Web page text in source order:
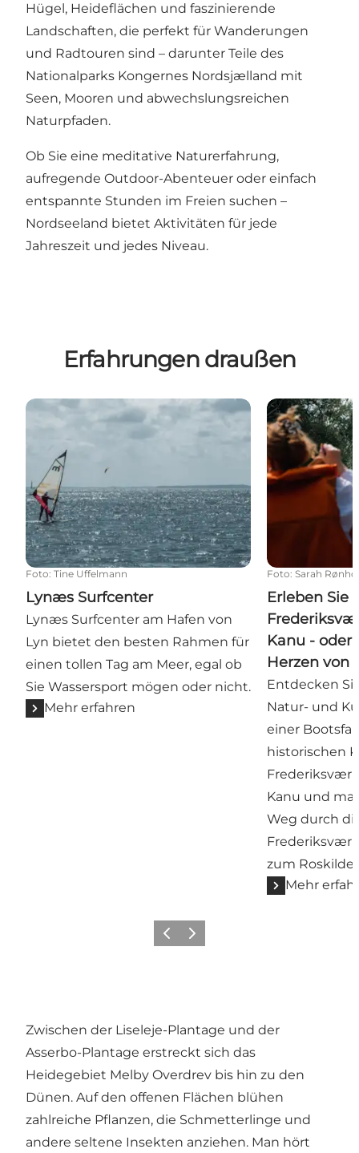
Hügel, Heideflächen und faszinierende
Landschaften, die perfekt für Wanderungen
und Radtouren sind – darunter Teile des
Nationalparks Kongernes Nordsjælland mit
Seen, Mooren und abwechslungsreichen
Naturpfaden.
Ob Sie eine meditative Naturerfahrung,
aufregende Outdoor-Abenteuer oder einfach
entspannte Stunden im Freien suchen –
Nordseeland bietet Aktivitäten für jede
Jahreszeit und jedes Niveau.
Erfahrungen draußen
Lynæs Surfcenter
Foto: Tine Uffelmann
Lynæs Surfcenter
Lynæs Surfcenter am Hafen von
Lyn bietet den besten Rahmen für
einen tollen Tag am Meer, egal ob
Sie Wassersport mögen oder nicht.
Mehr erfahren
Erleben Sie
Foto: Sarah
Erleben Sie
Kanu - oder
Herzen von
Entdecken
Natur- und
einer
historischen
Kanu und
Weg durch
zum Roskilde
Mehr
ZurückWeiter
Zwischen der Liseleje-Plantage und der
Asserbo-Plantage erstreckt sich das
Heidegebiet Melby Overdrev bis hin zu den
Dünen. Auf den offenen Flächen blühen
zahlreiche Pflanzen, die Schmetterlinge und
andere seltene Insekten anziehen. Man hört